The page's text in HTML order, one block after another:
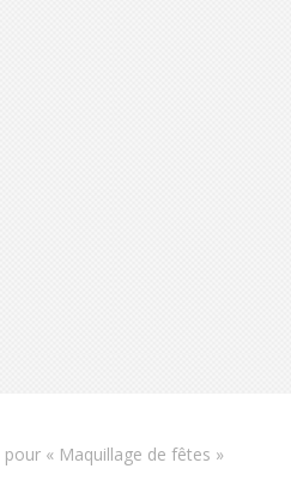
pour « Maquillage de fêtes »